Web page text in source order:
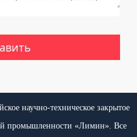
научно-техническое закрытое
промышленности «Лимин». Все